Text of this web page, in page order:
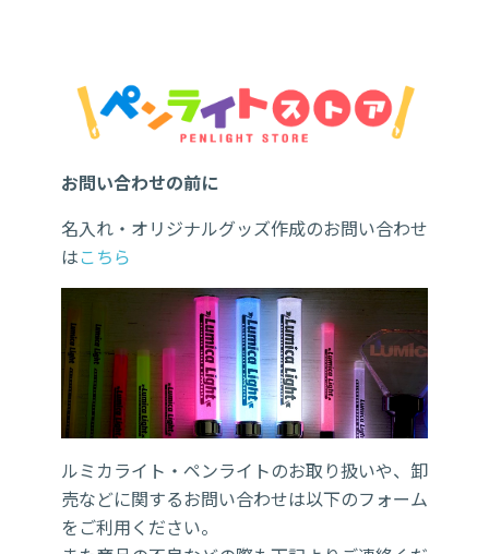
お問い合わせの前に
名入れ・オリジナルグッズ作成のお問い合わせ
はこちら
ルミカライト・ペンライトのお取り扱いや、卸
売などに関するお問い合わせは以下のフォーム
をご利用ください。